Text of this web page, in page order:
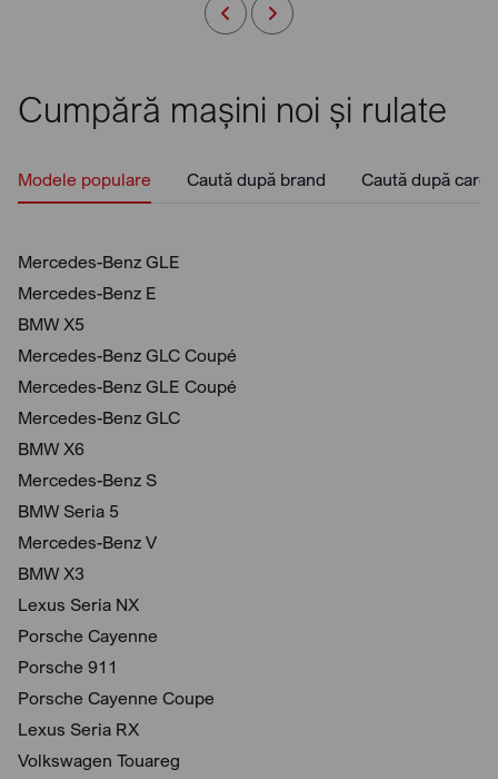
Cumpără mașini noi și rulate
Modele populare Caută după brand Caută după
Mercedes-Benz GLE
Mercedes-Benz E
BMW X5
Mercedes-Benz GLC Coupé
Mercedes-Benz GLE Coupé
Mercedes-Benz GLC
BMW X6
Mercedes-Benz S
BMW Seria 5
Mercedes-Benz V
BMW X3
Lexus Seria NX
Porsche Cayenne
Porsche 911
Porsche Cayenne Coupe
Lexus Seria RX
Volkswagen Touareg